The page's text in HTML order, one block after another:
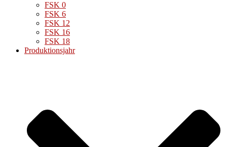
FSK 0
FSK 6
FSK 12
FSK 16
FSK 18
Produktionsjahr